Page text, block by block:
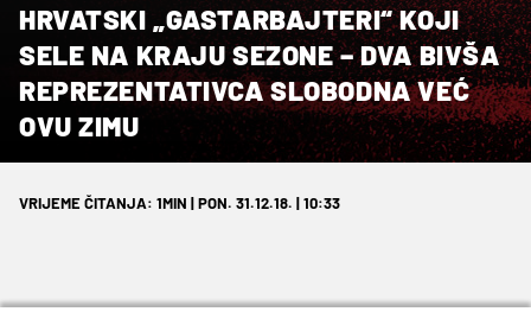
HRVATSKI „GASTARBAJTERI“ KOJI
SELE NA KRAJU SEZONE – DVA BIVŠA
REPREZENTATIVCA SLOBODNA VEĆ
OVU ZIMU
VRIJEME ČITANJA: 1MIN | PON. 31.12.18. | 10:33